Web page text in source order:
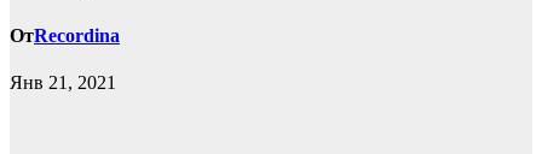
ОтRecordina
Янв 21, 2021